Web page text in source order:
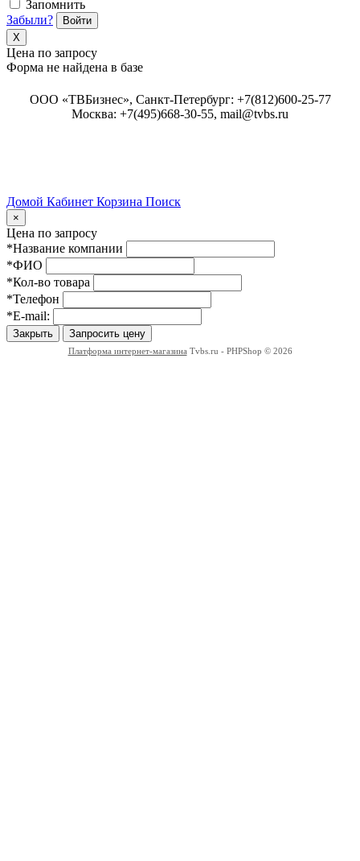
Запомнить
Забыли?
Войти
X
Цена по запросу
Форма не найдена в базе
ООО «ТВБизнес», Санкт-Петербург: +7(812)600-25-77
Москва: +7(495)668-30-55, mail@tvbs.ru
Домой Кабинет Корзина Поиск
×
Цена по запросу
*Название компании
*ФИО
*Кол-во товара
*Телефон
*E-mail:
Закрыть Запросить цену
Платформа интернет-магазина Tvbs.ru - PHPShop © 2026